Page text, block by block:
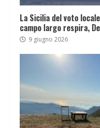
La Sicilia del voto
campo largo respira,
9 giugno 2026